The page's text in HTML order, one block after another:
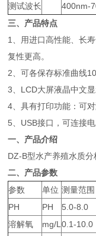
测试波长
400nm-
三、产品特点
1、用进口高性能、长
复性更高。
2、可各保存标准曲线
3、LCD大屏液晶中文
4、具有打印功能：可
5、USB接口，可连接电
一、产品介绍
DZ-B型水产养殖水质分
二、产品参数
参数
单位 测量范围
PH
PH 5.0-8.0
溶解氧
mg/L 0.1-10.0